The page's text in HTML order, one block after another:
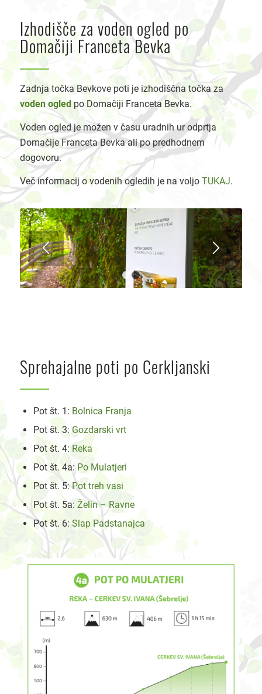
Izhodišče za voden ogled po
Domačiji Franceta Bevka
Zadnja točka Bevkove poti je izhodiščna točka za
voden ogled po Domačiji Franceta Bevka.
Voden ogled je možen v času uradnih ur odprtja
Domačije Franceta Bevka ali po predhodnem
dogovoru.
Več informacij o vodenih ogledih je na voljo TUKAJ.
1 2
Sprehajalne poti po Cerkljanski
Pot št. 1: Bolnica Franja
Pot št. 3: Gozdarski vrt
Pot št. 4:Reka
Pot št. 4a: Po Mulatjeri
Pot št. 5:Pot treh vasi
Pot št. 5a: Želin – Ravne
Pot št. 6:Slap Padstanajca